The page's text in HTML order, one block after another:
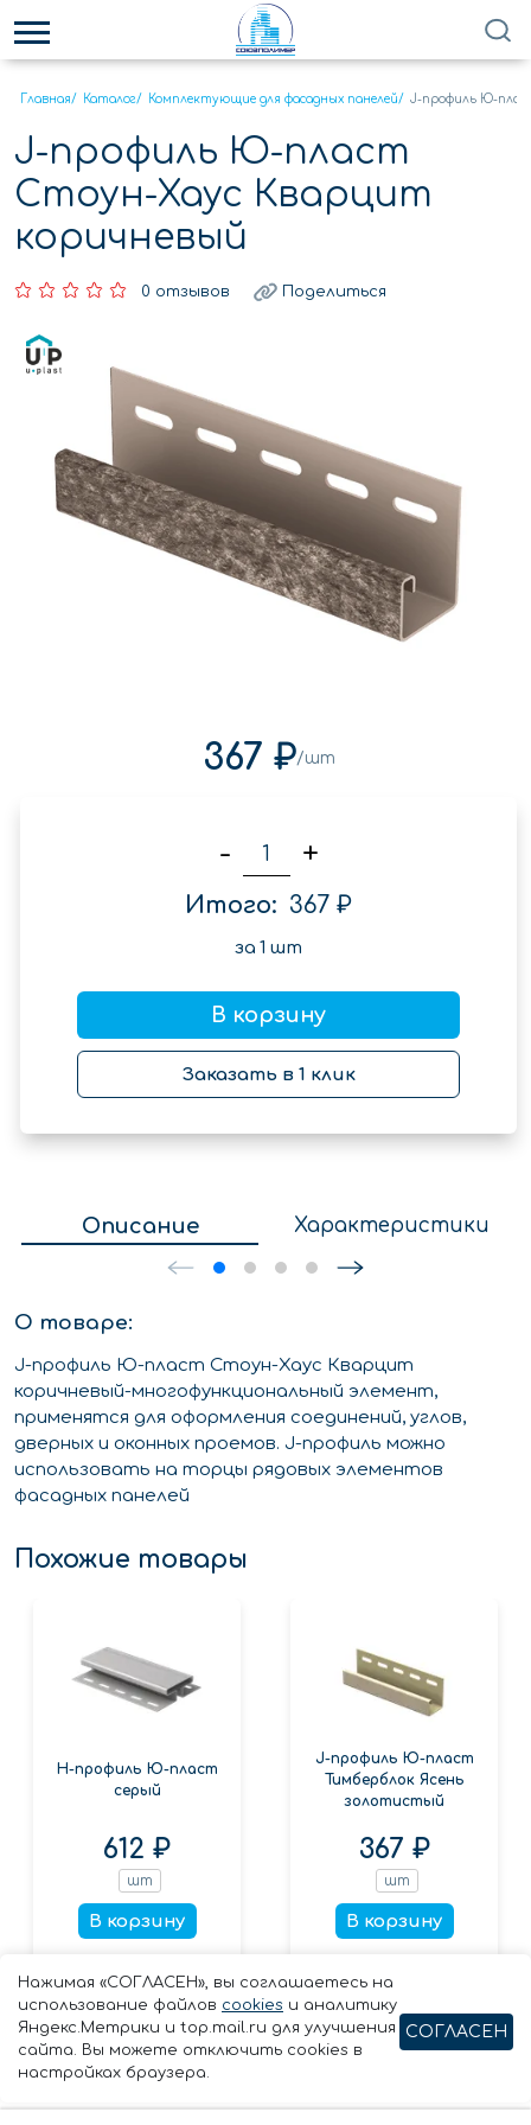
Главная/ Каталог/ Комплектующие для фасадных панелей/ J-профиль Ю-
J-профиль Ю-пласт
Стоун-Хаус Кварцит
коричневый
0 отзывов Поделиться
367 ₽/шт
- +
Итого: 367 ₽
за 1 шт
В корзину
Заказать в 1 клик
Описание Характеристики
О товаре:
J-профиль Ю-пласт Стоун-Хаус Кварцит
коричневый-многофункциональный элемент,
применятся для оформления соединений, углов,
дверных и оконных проемов. J-профиль можно
использовать на торцы рядовых элементов
фасадных панелей
Похожие товары
Н-профиль Ю-пласт
серый
612 ₽
шт
В корзину
J-профиль Ю-пласт
Тимберблок Ясень
золотистый
367 ₽
шт
В корзину
Нажимая «СОГЛАСЕН», вы соглашаетесь на
использование файлов cookies и аналитику
Яндекс.Метрики и top.mail.ru для улучшения
сайта. Вы можете отключить cookies в
настройках браузера.
СОГЛАСЕН